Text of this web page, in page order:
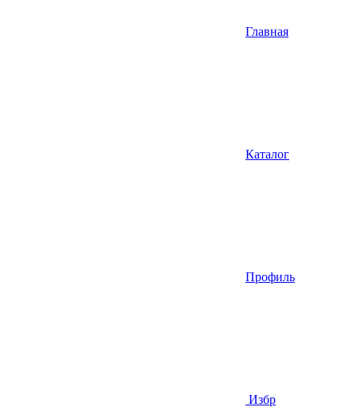
Главная
Каталог
Профиль
Избр